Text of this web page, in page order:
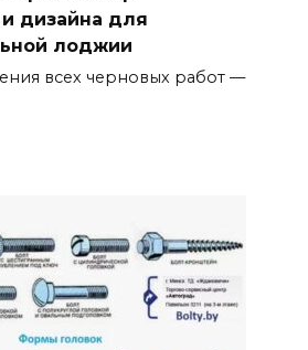
дизайна для
лоджии
всех черновых работ —